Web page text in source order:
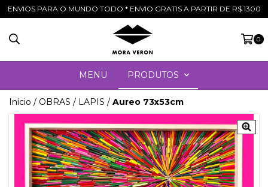
ENVIOS PARA O MUNDO TODO * ENVIO GRATIS A PARTIR DE R$ 1300
0
MENU PRODUTOS
Início / OBRAS / LAPIS / Aureo 73x53cm